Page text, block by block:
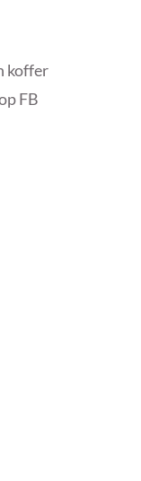
koffer
FB